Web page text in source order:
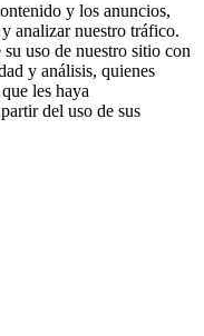
y los anuncios,
analizar nuestro tráfico.
uso de nuestro sitio con
y análisis, quienes
les haya
del uso de sus